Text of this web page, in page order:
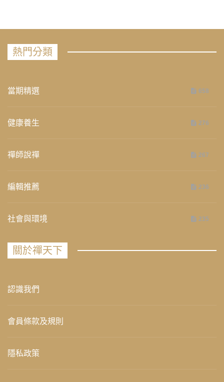
熱門分類
當期精選 658
健康養生 276
禪師說禪 267
編輯推薦 236
社會與環境 235
關於禪天下
認識我們
會員條款及規則
隱私政策